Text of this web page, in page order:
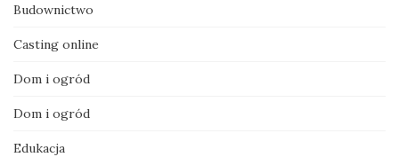
Budownictwo
Casting online
Dom i ogród
Dom i ogród
Edukacja